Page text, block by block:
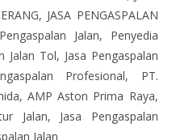
JASA PENGASPALAN
Jalan, Penyedia
Jalan Tol, Jasa Pengaspalan
Profesional, PT.
AMP Aston Prima Raya,
Jalan, Jasa Pengaspalan
Jalan